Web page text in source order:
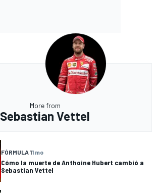
More from
Sebastian Vettel
FÓRMULA 11 mo
Cómo la muerte de Anthoine Hubert cambió a
Sebastian Vettel